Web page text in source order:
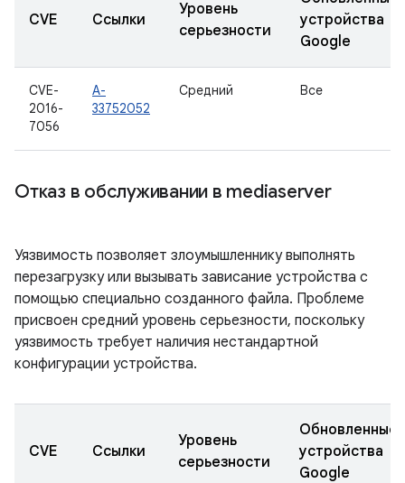
CVE Ссылки
Уровень
серьезности
устройства
Google
CVE-
2016-
7056
A-
33752052
Средний Все
Отказ в обслуживании в mediaserver
Уязвимость позволяет злоумышленнику выполнять
перезагрузку или вызывать зависание устройства с
помощью специально созданного файла. Проблеме
присвоен средний уровень серьезности, поскольку
уязвимость требует наличия нестандартной
конфигурации устройства.
CVE Ссылки
Уровень
серьезности
Обновленные
устройства
Google